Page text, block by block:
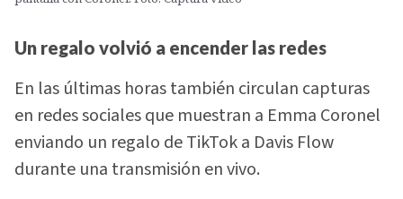
Un regalo volvió a encender las redes
En las últimas horas también circulan capturas
en redes sociales que muestran a Emma Coronel
enviando un regalo de TikTok a Davis Flow
durante una transmisión en vivo.